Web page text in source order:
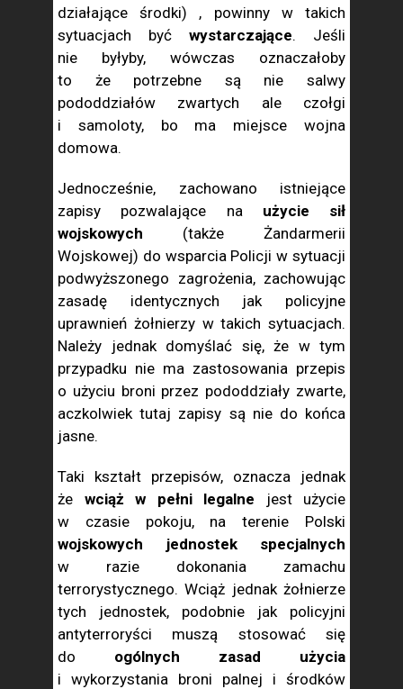
działające środki) , powinny w takich
sytuacjach być wystarczające. Jeśli
nie byłyby, wówczas oznaczałoby
to że potrzebne są nie salwy
pododdziałów zwartych ale czołgi
i samoloty, bo ma miejsce wojna
domowa.
Jednocześnie, zachowano istniejące
zapisy pozwalające na użycie sił
wojskowych (także Żandarmerii
Wojskowej) do wsparcia Policji w sytuacji
podwyższonego zagrożenia, zachowując
zasadę identycznych jak policyjne
uprawnień żołnierzy w takich sytuacjach.
Należy jednak domyślać się, że w tym
przypadku nie ma zastosowania przepis
o użyciu broni przez pododdziały zwarte,
aczkolwiek tutaj zapisy są nie do końca
jasne.
Taki kształt przepisów, oznacza jednak
że wciąż w pełni legalne jest użycie
w czasie pokoju, na terenie Polski
wojskowych jednostek specjalnych
w razie dokonania zamachu
terrorystycznego. Wciąż jednak żołnierze
tych jednostek, podobnie jak policyjni
antyterroryści muszą stosować się
do ogólnych zasad użycia
i wykorzystania broni palnej i środków